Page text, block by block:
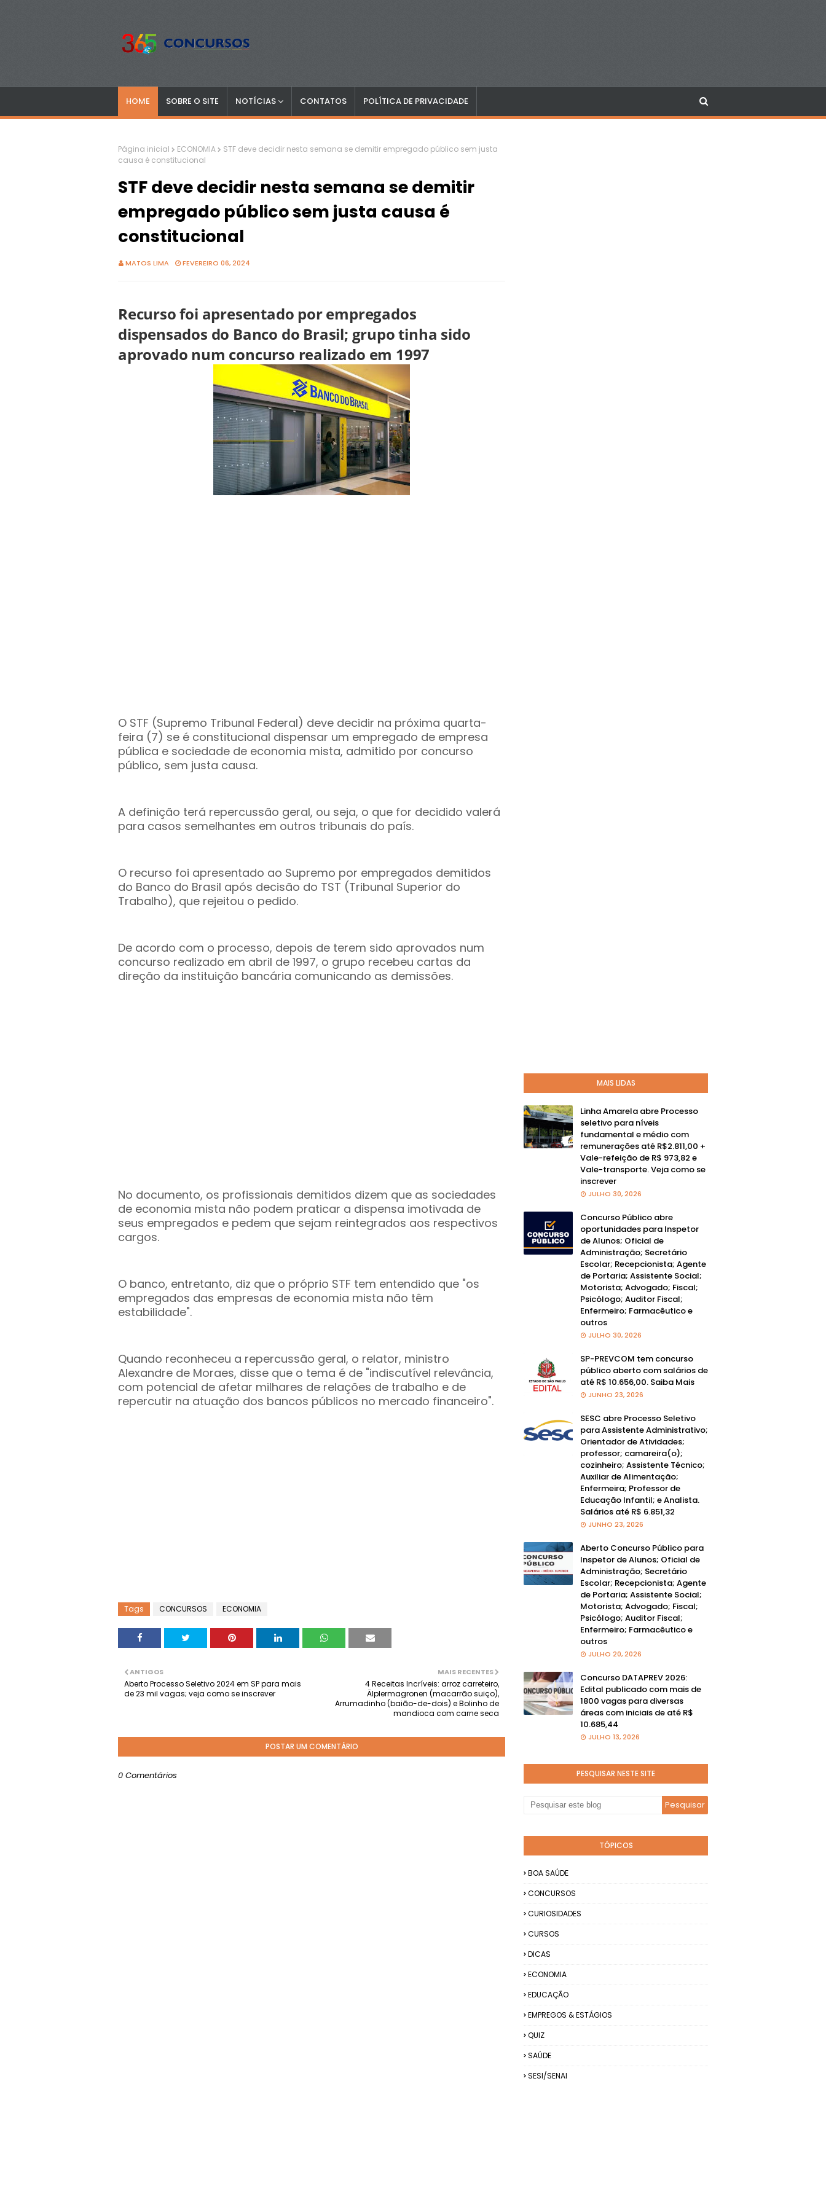
HOME SOBRE O SITE NOTÍCIAS CONTATOS POLÍTICA DE PRIVACIDADE
Página inicial ECONOMIA
STF deve decidir nesta semana se demitir empregado público sem justa
causa é constitucional
STF deve decidir nesta semana se demitir
empregado público sem justa causa é
constitucional
MATOS LIMA FEVEREIRO 06, 2024
Recurso foi apresentado por empregados
dispensados do Banco do Brasil; grupo tinha sido
aprovado num concurso realizado em 1997
O STF (Supremo Tribunal Federal) deve decidir na próxima quarta-
feira (7) se é constitucional dispensar um empregado de empresa
pública e sociedade de economia mista, admitido por concurso
público, sem justa causa.
A definição terá repercussão geral, ou seja, o que for decidido valerá
para casos semelhantes em outros tribunais do país.
O recurso foi apresentado ao Supremo por empregados demitidos
do Banco do Brasil após decisão do TST (Tribunal Superior do
Trabalho), que rejeitou o pedido.
De acordo com o processo, depois de terem sido aprovados num
concurso realizado em abril de 1997, o grupo recebeu cartas da
direção da instituição bancária comunicando as demissões.
No documento, os profissionais demitidos dizem que as sociedades
de economia mista não podem praticar a dispensa imotivada de
seus empregados e pedem que sejam reintegrados aos respectivos
cargos.
O banco, entretanto, diz que o próprio STF tem entendido que "os
empregados das empresas de economia mista não têm
estabilidade".
Quando reconheceu a repercussão geral, o relator, ministro
Alexandre de Moraes, disse que o tema é de "indiscutível relevância,
com potencial de afetar milhares de relações de trabalho e de
repercutir na atuação dos bancos públicos no mercado financeiro".
Tags CONCURSOS ECONOMIA
MAIS RECENTES
4 Receitas Incríveis: arroz carreteiro,
Älplermagronen (macarrão suiço),
Arrumadinho (baião-de-dois) e Bolinho de
mandioca com carne seca
ANTIGOS
Aberto Processo Seletivo 2024 em SP para mais
de 23 mil vagas; veja como se inscrever
POSTAR UM COMENTÁRIO
0 Comentários
MAIS LIDAS
Linha Amarela abre Processo
seletivo para níveis
fundamental e médio com
remunerações até R$2.811,00 +
Vale-refeição de R$ 973,82 e
Vale-transporte. Veja como se
inscrever
JULHO 30, 2026
Concurso Público abre
oportunidades para Inspetor
de Alunos; Oficial de
Administração; Secretário
Escolar; Recepcionista; Agente
de Portaria; Assistente Social;
Motorista; Advogado; Fiscal;
Psicólogo; Auditor Fiscal;
Enfermeiro; Farmacêutico e
outros
JULHO 30, 2026
SP-PREVCOM tem concurso
público aberto com salários de
até R$ 10.656,00. Saiba Mais
JUNHO 23, 2026
SESC abre Processo Seletivo
para Assistente Administrativo;
Orientador de Atividades;
professor; camareira(o);
cozinheiro; Assistente Técnico;
Auxiliar de Alimentação;
Enfermeira; Professor de
Educação Infantil; e Analista.
Salários até R$ 6.851,32
JUNHO 23, 2026
Aberto Concurso Público para
Inspetor de Alunos; Oficial de
Administração; Secretário
Escolar; Recepcionista; Agente
de Portaria; Assistente Social;
Motorista; Advogado; Fiscal;
Psicólogo; Auditor Fiscal;
Enfermeiro; Farmacêutico e
outros
JULHO 20, 2026
Concurso DATAPREV 2026:
Edital publicado com mais de
1800 vagas para diversas
áreas com iniciais de até R$
10.685,44
JULHO 13, 2026
PESQUISAR NESTE SITE
TÓPICOS
BOA SAÚDE
CONCURSOS
CURIOSIDADES
CURSOS
DICAS
ECONOMIA
EDUCAÇÃO
EMPREGOS & ESTÁGIOS
QUIZ
SAÚDE
SESI/SENAI